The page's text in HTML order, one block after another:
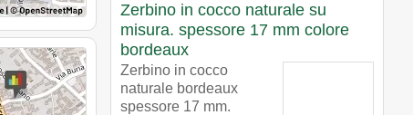
Zerbino in cocco naturale su
misura. spessore 17 mm colore
bordeaux
Zerbino in cocco
naturale bordeaux
spessore 17 mm.